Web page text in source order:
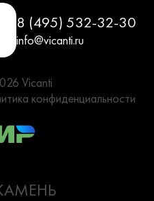
8 (495) 532-32-30
info@vicanti.ru
Vicanti
конфиденциальности